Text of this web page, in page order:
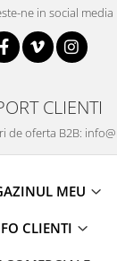
ne in social media
CLIENTI
de oferta B2B:
MEU
CLIENTI